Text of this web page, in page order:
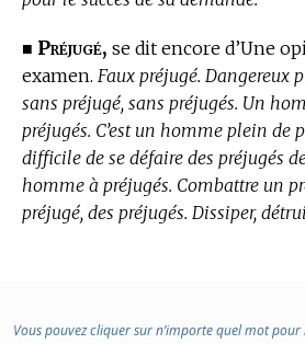
■ Préjugé, se dit encore d’Une
examen. Faux préjugé. Dangereux
sans préjugé, sans préjugés. Un
préjugés. C’est un homme plein de
difficile de se défaire des préjugés de
homme à préjugés. Combattre un
préjugé, des préjugés. Dissiper,
Vous pouvez cliquer sur n’importe quel mot